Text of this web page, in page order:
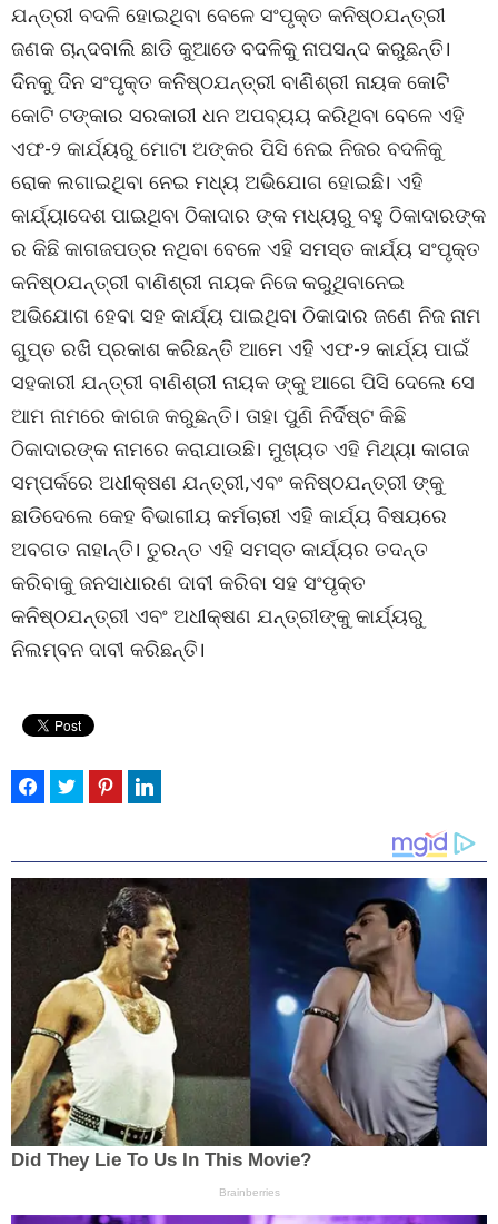
ଯନ୍ତ୍ରୀ ବଦଳି ହୋଇଥିବା ବେଳେ ସଂପୃକ୍ତ କନିଷ୍ଠଯନ୍ତ୍ରୀ
ଜଣକ ଚାନ୍ଦବାଲି ଛାଡି କୁଆଡେ ବଦଳିକୁ ନାପସନ୍ଦ କରୁଛନ୍ତି।
ଦିନକୁ ଦିନ ସଂପୃକ୍ତ କନିଷ୍ଠଯନ୍ତ୍ରୀ ବାଣିଶ୍ରୀ ନାୟକ କୋଟି
କୋଟି ଟଙ୍କାର ସରକାରୀ ଧନ ଅପବ୍ୟୟ କରିଥିବା ବେଳେ ଏହି
ଏଫ-୨ କାର୍ଯ୍ୟରୁ ମୋଟା ଅଙ୍କର ପିସି ନେଇ ନିଜର ବଦଳିକୁ
ରୋକ ଲଗାଇଥିବା ନେଇ ମଧ୍ୟ ଅଭିଯୋଗ ହୋଇଛି। ଏହି
କାର୍ଯ୍ୟାଦେଶ ପାଇଥିବା ଠିକାଦାର ଙ୍କ ମଧ୍ୟରୁ ବହୁ ଠିକାଦାରଙ୍କ
ର କିଛି କାଗଜପତ୍ର ନଥିବା ବେଳେ ଏହି ସମସ୍ତ କାର୍ଯ୍ୟ ସଂପୃକ୍ତ
କନିଷ୍ଠଯନ୍ତ୍ରୀ ବାଣିଶ୍ରୀ ନାୟକ ନିଜେ କରୁଥିବାନେଇ
ଅଭିଯୋଗ ହେବା ସହ କାର୍ଯ୍ୟ ପାଇଥିବା ଠିକାଦାର ଜଣେ ନିଜ ନାମ
ଗୁପ୍ତ ରଖି ପ୍ରକାଶ କରିଛନ୍ତି ଆମେ ଏହି ଏଫ-୨ କାର୍ଯ୍ୟ ପାଇଁ
ସହକାରୀ ଯନ୍ତ୍ରୀ ବାଣିଶ୍ରୀ ନାୟକ ଙ୍କୁ ଆଗେ ପିସି ଦେଲେ ସେ
ଆମ ନାମରେ କାଗଜ କରୁଛନ୍ତି। ତାହା ପୁଣି ନିର୍ଦିଷ୍ଟ କିଛି
ଠିକାଦାରଙ୍କ ନାମରେ କରାଯାଉଛି। ମୁଖ୍ୟତ ଏହି ମିଥ୍ୟା କାଗଜ
ସମ୍ପର୍କରେ ଅଧୀକ୍ଷଣ ଯନ୍ତ୍ରୀ,ଏବଂ କନିଷ୍ଠଯନ୍ତ୍ରୀ ଙ୍କୁ
ଛାଡିଦେଲେ କେହ ବିଭାଗୀୟ କର୍ମଚାରୀ ଏହି କାର୍ଯ୍ୟ ବିଷୟରେ
ଅବଗତ ନାହାନ୍ତି। ତୁରନ୍ତ ଏହି ସମସ୍ତ କାର୍ଯ୍ୟର ତଦନ୍ତ
କରିବାକୁ ଜନସାଧାରଣ ଦାବୀ କରିବା ସହ ସଂପୃକ୍ତ
କନିଷ୍ଠଯନ୍ତ୍ରୀ ଏବଂ ଅଧୀକ୍ଷଣ ଯନ୍ତ୍ରୀଙ୍କୁ କାର୍ଯ୍ୟରୁ
ନିଲମ୍ବନ ଦାବୀ କରିଛନ୍ତି।